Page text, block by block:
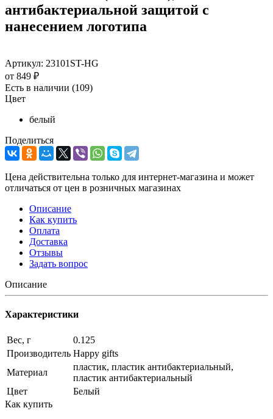
антибактериальной защитой с
нанесением логотипа
Артикул: 23101ST-HG
от 849 ₽
Есть в наличии (109)
Цвет
белый
Поделиться
Цена действительна только для интернет-магазина и может
отличаться от цен в розничных магазинах
Описание
Как купить
Оплата
Доставка
Отзывы
Задать вопрос
Описание
Характеристики
Вес, г
0.125
Производитель Happy gifts
Материал
пластик, пластик антибактериальный,
пластик антибактериальный
Цвет
Белый
Как купить